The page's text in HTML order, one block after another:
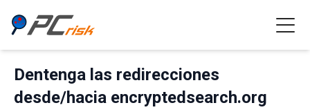
Dentenga las redirecciones
desde/hacia encryptedsearch.org